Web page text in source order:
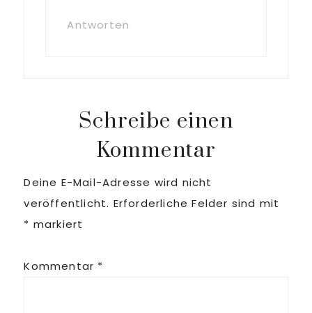
Antworten
Schreibe einen
Kommentar
Deine E-Mail-Adresse wird nicht
veröffentlicht. Erforderliche Felder sind mit
* markiert
Kommentar *